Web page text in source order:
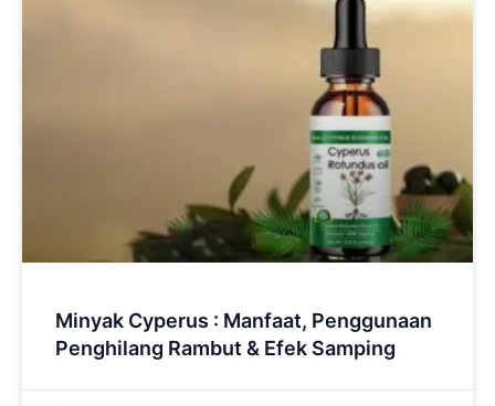
Minyak Cyperus : Manfaat, Penggunaan
Penghilang Rambut & Efek Samping